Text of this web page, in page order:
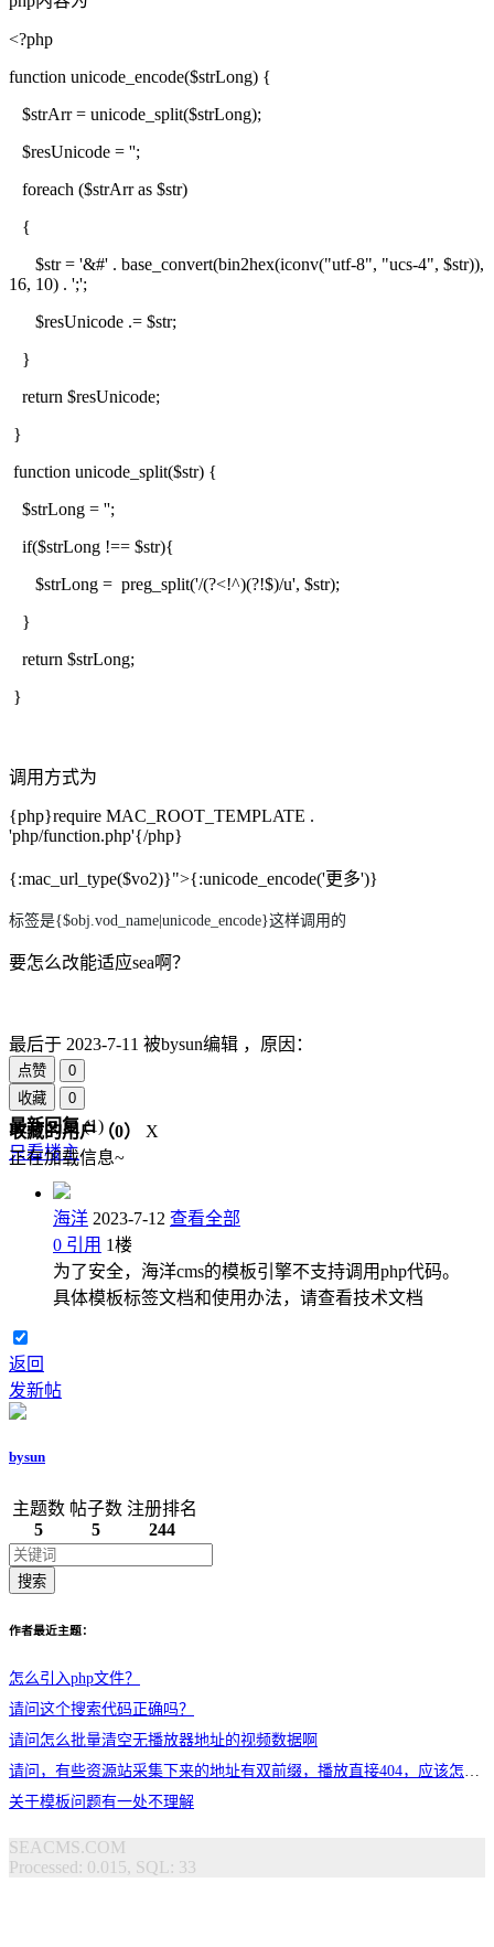
<?php
function unicode_encode($strLong) {
$strArr = unicode_split($strLong);
$resUnicode = '';
foreach ($strArr as $str)
{
$str = '&#' . base_convert(bin2hex(iconv("utf-8", "ucs-4", $str)),
16, 10) . ';';
$resUnicode .= $str;
}
return $resUnicode;
}
function unicode_split($str) {
$strLong = '';
if($strLong !== $str){
$strLong = preg_split('/(?<!^)(?!$)/u', $str);
}
return $strLong;
}
调用方式为
{php}require MAC_ROOT_TEMPLATE .
'php/function.php'{/php}
{:mac_url_type($vo2)}">{:unicode_encode('更多')}
标签是{$obj.vod_name|unicode_encode}这样调用的
要怎么改能适应sea啊？
最后于 2023-7-11 被bysun编辑 ，原因：
点赞
0
收藏
0
收藏的用户（0）
X
正在加载信息~
最新回复(1)
只看楼主
海洋 2023-7-12 查看全部
0 引用 1楼
为了安全，海洋cms的模板引擎不支持调用php代码。
具体模板标签文档和使用办法，请查看技术文档
返回
发新帖
bysun
主题数
5
帖子数
5
注册排名
244
搜索
作者最近主题：
怎么引入php文件？
请问这个搜索代码正确吗？
请问怎么批量清空无播放器地址的视频数据啊
关于模板问题有一处不理解
SEACMS.COM
Processed: 0.015, SQL: 33